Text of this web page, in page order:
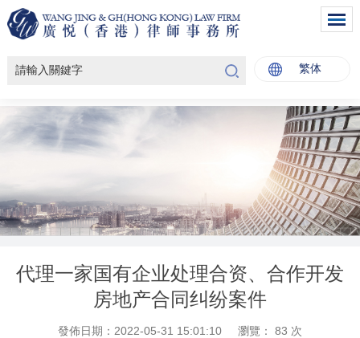
繁体
代理一家国有企业处理合资、合作开发
房地产合同纠纷案件
發佈日期：2022-05-31 15:01:10 瀏覽： 83 次